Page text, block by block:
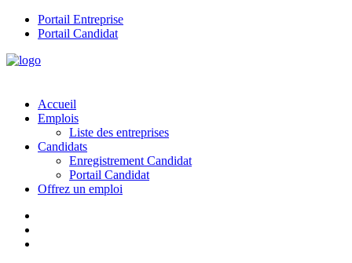
Portail Entreprise
Portail Candidat
Accueil
Emplois
Liste des entreprises
Candidats
Enregistrement Candidat
Portail Candidat
Offrez un emploi